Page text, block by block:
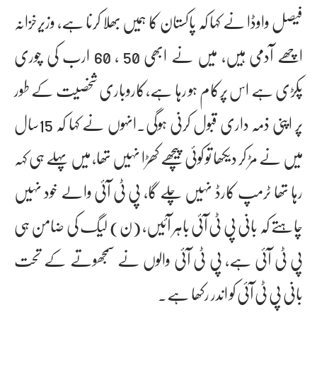
فیصل واوڈا نے کہا کہ پاکستان کا ہمیں بھلا کرنا ہے، وزیرخزانہ
اچھے آدمی ہیں، میں نے ابھی 50 ، 60 ارب کی چوری
پکڑی ہے اس پرکام ہو رہا ہے،کاروباری شخصیت کے طور
پر اپنی ذمہ داری قبول کرنی ہوگی۔انہوں نے کہا کہ 15سال
میں نے مڑ کر دیکھا تو کوئی پیچھے کھڑا نہیں تھا، میں پہلے ہی کہہ
رہا تھا ٹرمپ کارڈ نہیں چلے گا، پی ٹی آئی والے خود نہیں
چاہتے کہ بانی پی ٹی آئی باہر آئیں، (ن) لیگ کی ضامن ہی
پی ٹی آئی ہے، پی ٹی آئی والوں نے سمجھوتے کے تحت
بانی پی ٹی آئی کو اندر رکھا ہے۔